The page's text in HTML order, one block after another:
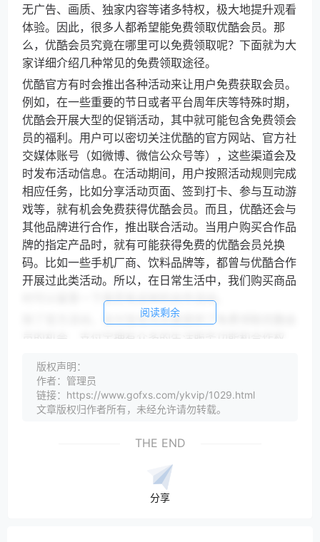
无广告、画质、独家内容等诸多特权，极大地提升观看
体验。因此，很多人都希望能免费领取优酷会员。那
么，优酷会员究竟在哪里可以免费领取呢？下面就为大
家详细介绍几种常见的免费领取途径。
优酷官方有时会推出各种活动来让用户免费获取会员。
例如，在一些重要的节日或者平台周年庆等特殊时期，
优酷会开展大型的促销活动，其中就可能包含免费领会
员的福利。用户可以密切关注优酷的官方网站、官方社
交媒体账号（如微博、微信公众号等），这些渠道会及
时发布活动信息。在活动期间，用户按照活动规则完成
相应任务，比如分享活动页面、签到打卡、参与互动游
戏等，就有机会免费获得优酷会员。而且，优酷还会与
其他品牌进行合作，推出联合活动。当用户购买合作品
牌的指定产品时，就有可能获得免费的优酷会员兑换
码。比如一些手机厂商、饮料品牌等，都曾与优酷合作
开展过此类活动。所以，在日常生活中，我们购买商品
时可以留意一下是否有这样的合作活动。
除了官方活动，支付宝也为大家提供了免费领取优酷会
员的机会。支付宝拥有众多的生活服务功能和合作权
道中，使用一定数量的蚂蚁积分来兑换优酷会员。蚂蚁
积分可以通过日常使用支付宝消费、完成任务等方式积
累。不同等级的会员所需的积分数量不同，一般来说，
推出一些限时活动，在活动期间，用户可以以更优惠的
积分价格或者直接免费领取优酷会员。所以，经常使用
支付宝的用户不妨多关注一下这些福利。
信用卡的权益也为我们免费获取优酷会员打开了一扇
阅读剩余
版权声明：
作者：管理员
链接：https://www.gofxs.com/ykvip/1029.html
文章版权归作者所有，未经允许请勿转载。
THE END
分享